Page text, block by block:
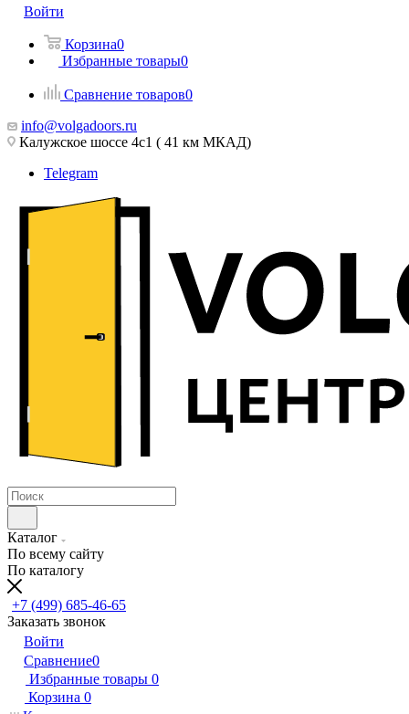
Войти
Корзина0
Избранные товары0
Сравнение товаров0
info@volgadoors.ru
Калужское шоссе 4с1 ( 41 км МКАД)
Telegram
Каталог
По всему сайту
По каталогу
+7 (499) 685-46-65
Заказать звонок
Войти
Сравнение0
Избранные товары 0
Корзина 0